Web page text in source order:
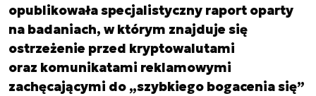
opublikowała specjalistyczny raport oparty
na badaniach, w którym znajduje się
ostrzeżenie przed kryptowalutami
oraz komunikatami reklamowymi
zachęcającymi do „szybkiego bogacenia się”